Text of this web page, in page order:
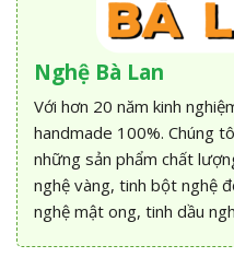
Nghệ Bà Lan
Với hơn 20 năm kinh
handmade 100%. Chúng
những sản phẩm chất
nghệ vàng, tinh bột nghệ
nghệ mật ong, tinh dầu